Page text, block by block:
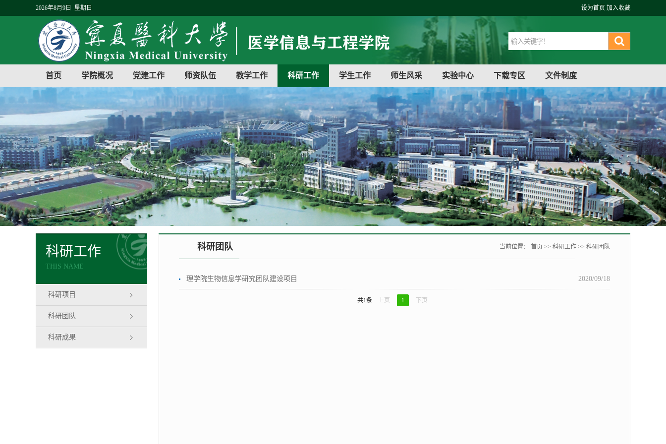
2026年8月9日 星期日 设为首页 加入收藏
首页 学院概况 党建工作 师资队伍 教学工作 科研工作 学生工作 师生风采 实验中心 下载专区 文件制度
科研工作
THIS NAME
科研项目
科研团队
科研成果
科研团队 当前位置： 首页 >> 科研工作 >> 科研团队
2020/09/18
理学院生物信息学研究团队建设项目
共1条 上页 1 下页